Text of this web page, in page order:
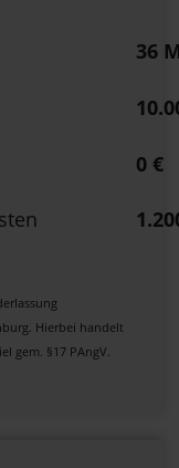
36
0 €
Hierbei handelt
gem. §17 PAngV.